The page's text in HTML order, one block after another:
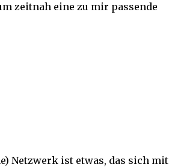
zeitnah eine zu mir passende
Netzwerk ist etwas, das sich mit